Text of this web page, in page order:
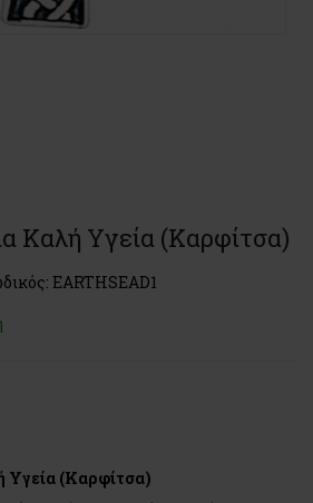
Καλή Υγεία (Καρφίτσα)
EARTHSEAD1
Υγεία (Καρφίτσα)